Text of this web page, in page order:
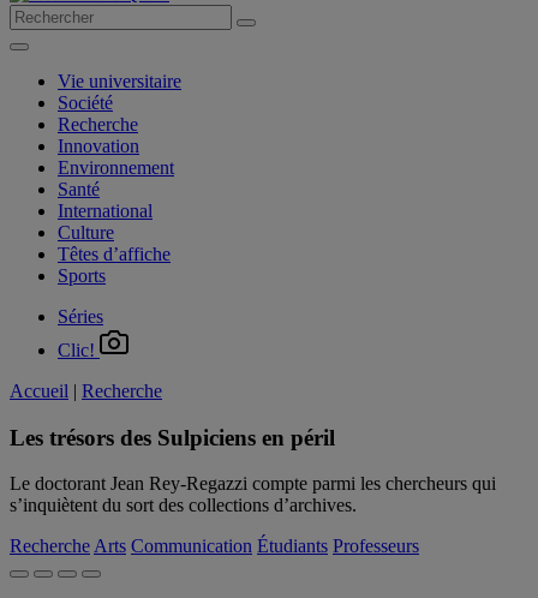
Vie universitaire
Société
Recherche
Innovation
Environnement
Santé
International
Culture
Têtes d’affiche
Sports
Séries
Clic!
Accueil | Recherche
Les trésors des Sulpiciens en péril
Le doctorant Jean Rey-Regazzi compte parmi les chercheurs qui
s’inquiètent du sort des collections d’archives.
RechercheArts Communication Étudiants Professeurs